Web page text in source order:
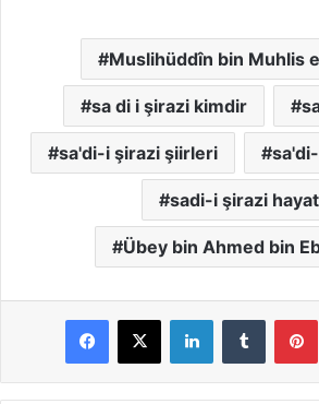
Muslihüddîn bin Muhlis
sa di i şirazi kimdir
sa'di-i şirazi şiirleri
sadi-i şirazi
Übey bin Ahmed bin